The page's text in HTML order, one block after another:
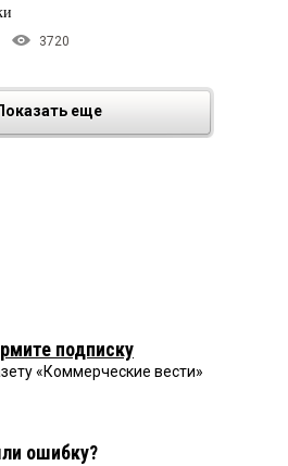
3720
еще
подписку
«Коммерческие вести»
ошибку?